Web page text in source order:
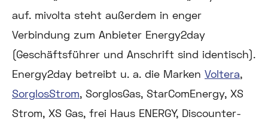
auf. mivolta steht außerdem in enger
Verbindung zum Anbieter Energy2day
(Geschäftsführer und Anschrift sind identisch).
Energy2day betreibt u. a. die Marken Voltera,
SorglosStrom, SorglosGas, StarComEnergy, XS
Strom, XS Gas, frei Haus ENERGY, Discounter-